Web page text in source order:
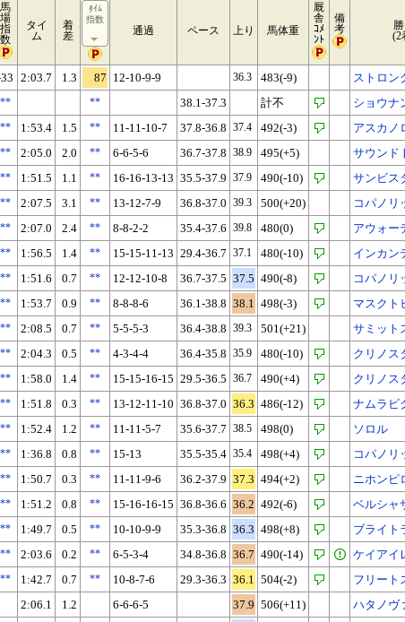
馬
場
指
数
タイ
ム
着
差
ﾀｲﾑ
指数
通過 ペース 上り 馬体重
厩
舎
ｺﾒ
ﾝﾄ
備
考
(2
2:03.7 1.3 87 12-10-9-9 36.3 483(-9)
ストロン
** ** 38.1-37.3 計不
ショウナ
** 1:53.4 1.5 ** 11-11-10-7 37.8-36.8 37.4 492(-3)
アスカノ
** 2:05.0 2.0 ** 6-6-5-6 36.7-37.8 38.9 495(+5)
サウンド
** 1:51.5 1.1 ** 16-16-13-13 35.5-37.9 37.9 490(-10)
サンビス
** 2:07.5 3.1 ** 13-12-7-9 36.8-37.0 39.3 500(+20)
コパノリ
** 2:07.0 2.4 ** 8-8-2-2 35.4-37.6 39.8 480(0)
アウォー
** 1:56.5 1.4 ** 15-15-11-13 29.4-36.7 37.1 480(-10)
インカン
** 1:51.6 0.7 ** 12-12-10-8 36.7-37.5 37.5 490(-8)
コパノリ
** 1:53.7 0.9 ** 8-8-8-6 36.1-38.8 38.1 498(-3)
マスクト
** 2:08.5 0.7 ** 5-5-5-3 36.4-38.8 39.3 501(+21)
サミット
** 2:04.3 0.5 ** 4-3-4-4 36.4-35.8 35.9 480(-10)
クリノス
** 1:58.0 1.4 ** 15-15-16-15 29.5-36.5 36.7 490(+4)
クリノス
** 1:51.8 0.3 ** 13-12-11-10 36.8-37.0 36.3 486(-12)
ナムラビ
** 1:52.4 1.2 ** 11-11-5-7 35.6-37.7 38.5 498(0)
ソロル
** 1:36.8 0.8 ** 15-13 35.5-35.4 35.4 498(+4)
コパノリ
** 1:50.7 0.3 ** 11-11-9-6 36.2-37.9 37.3 494(+2)
ニホンピ
** 1:51.2 0.8 ** 15-16-16-15 36.8-36.6 36.2 492(-6)
ベルシャ
** 1:49.7 0.5 ** 10-10-9-9 35.3-36.8 36.3 498(+8)
ブライト
** 2:03.6 0.2 ** 6-5-3-4 34.8-36.8 36.7 490(-14)
ケイアイ
** 1:42.7 0.7 ** 10-8-7-6 29.3-36.3 36.1 504(-2)
フリート
2:06.1 1.2 6-6-6-5 37.9 506(+11)
ハタノヴ